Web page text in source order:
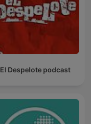
El Despelote podcast